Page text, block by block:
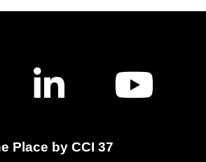
Place by CCI 37